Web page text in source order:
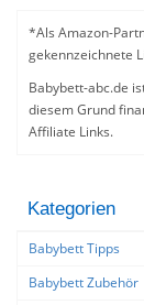
*Als Amazon-
gekennzeichnete
Babybett-abc.de
diesem Grund
Affiliate Links.
Kategorien
Babybett Tipps
Babybett Zubehör